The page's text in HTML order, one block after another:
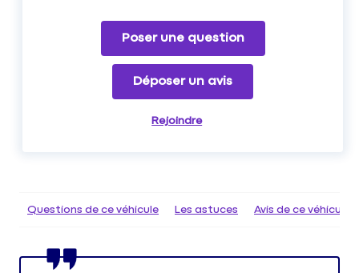
Poser une question
Déposer un avis
Rejoindre
Questions de ce véhicule Les astuces Avis de ce véhicule